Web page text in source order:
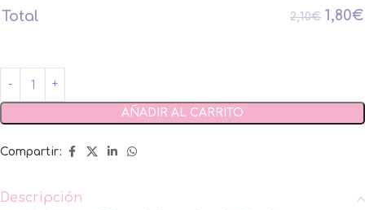
Total 2,10€ 1,80€
AÑADIR AL CARRITO
Compartir:
Descripción